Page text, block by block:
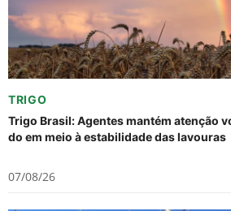
TRIGO
Trigo Brasil: Agentes mantém atenção
do em meio à estabilidade das lavouras
07/08/26